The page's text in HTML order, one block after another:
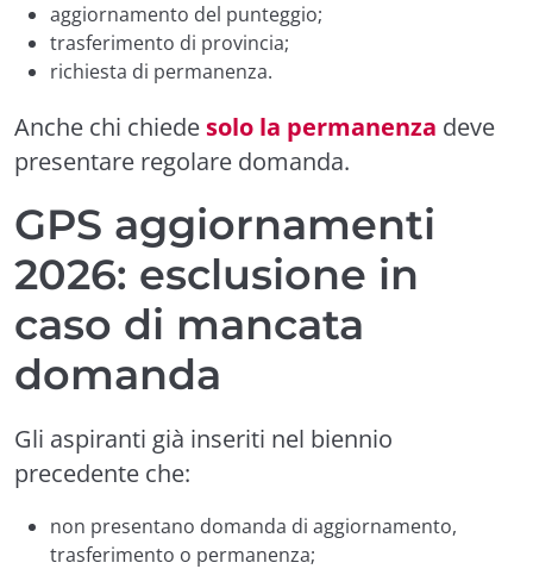
aggiornamento del punteggio;
trasferimento di provincia;
richiesta di permanenza.
Anche chi chiede solo la permanenza deve
presentare regolare domanda.
GPS aggiornamenti
2026: esclusione in
caso di mancata
domanda
Gli aspiranti già inseriti nel biennio
precedente che:
non presentano domanda di aggiornamento,
trasferimento o permanenza;